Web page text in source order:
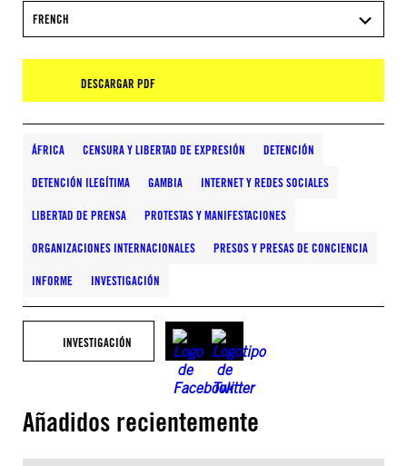
FRENCH
DESCARGAR PDF
ÁFRICA CENSURA Y LIBERTAD DE EXPRESIÓN DETENCIÓN
DETENCIÓN ILEGÍTIMA GAMBIA INTERNET Y REDES SOCIALES
LIBERTAD DE PRENSA PROTESTAS Y MANIFESTACIONES
ORGANIZACIONES INTERNACIONALES PRESOS Y PRESAS DE CONCIENCIA
INFORME INVESTIGACIÓN
INVESTIGACIÓN
Añadidos recientemente